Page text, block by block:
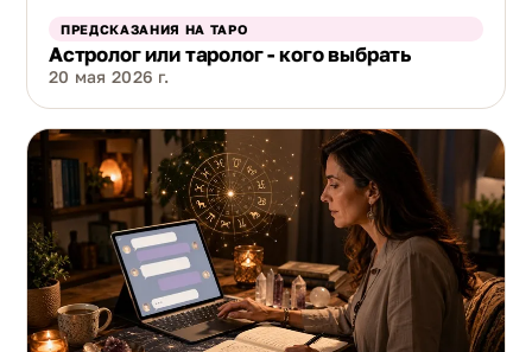
ПРЕДСКАЗАНИЯ НА ТАРО
Астролог или таролог - кого выбрать
20 мая 2026 г.